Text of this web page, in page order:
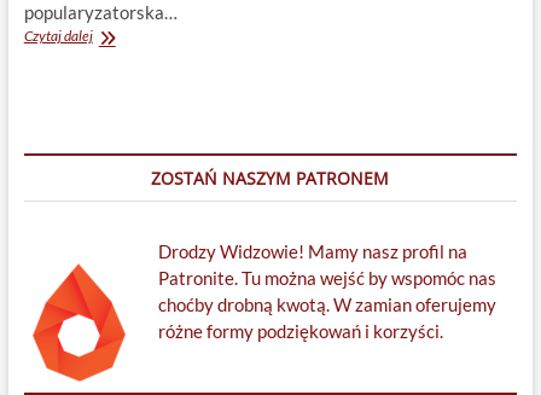
popularyzatorska…
Czytaj dalejJak
ZOSTAŃ NASZYM PATRONEM
Drodzy Widzowie! Mamy nasz profil na
Patronite. Tu można wejść by wspomóc nas
choćby drobną kwotą. W zamian oferujemy
różne formy podziękowań i korzyści.